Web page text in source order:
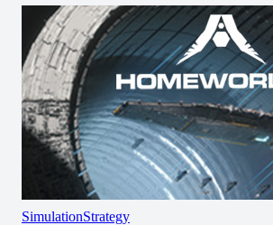
SimulationStrategy